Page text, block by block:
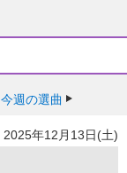
今週の選曲
2025年12月13日(土)